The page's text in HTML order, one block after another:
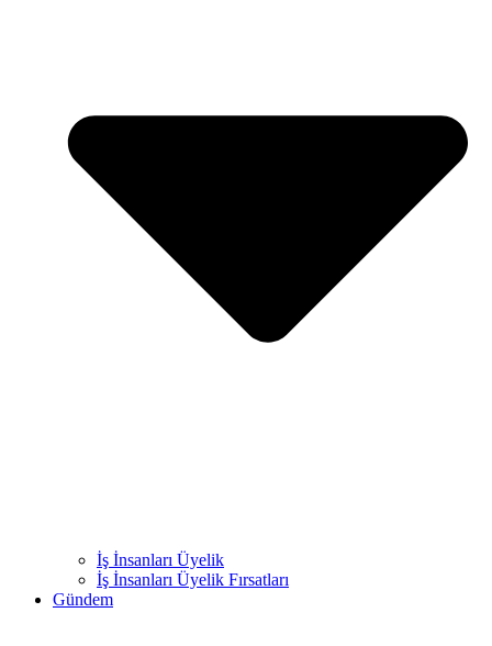
İş İnsanları Üyelik
İş İnsanları Üyelik Fırsatları
Gündem